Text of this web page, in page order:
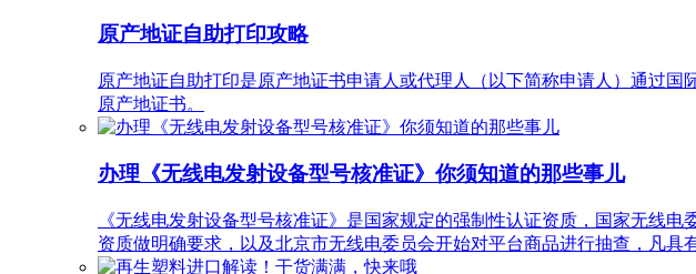
原产地证自助打印攻略
原产地证自助打印是原产地证书申请人或代理人（以下简称申请人）通过
原产地证书。
办理《无线电发射设备型号核准证》你须知道的那些事儿
《无线电发射设备型号核准证》是国家规定的强制性认证资质，国家无线
资质做明确要求，以及北京市无线电委员会开始对平台商品进行抽查，凡具